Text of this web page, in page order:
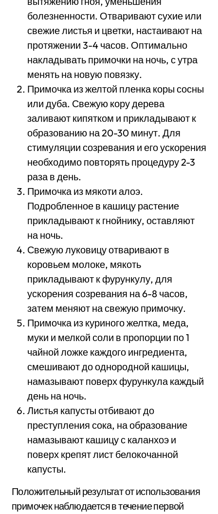
болезненности. Отваривают сухие или
свежие листья и цветки, настаивают на
протяжении 3-4 часов. Оптимально
накладывать примочки на ночь, с утра
менять на новую повязку.
Примочка из желтой пленка коры сосны
или дуба. Свежую кору дерева
заливают кипятком и прикладывают к
образованию на 20-30 минут. Для
стимуляции созревания и его ускорения
необходимо повторять процедуру 2-3
раза в день.
Примочка из мякоти алоэ.
Подробленное в кашицу растение
прикладывают к гнойнику, оставляют
на ночь.
Свежую луковицу отваривают в
коровьем молоке, мякоть
прикладывают к фурункулу, для
ускорения созревания на 6-8 часов,
затем меняют на свежую примочку.
Примочка из куриного желтка, меда,
муки и мелкой соли в пропорции по 1
чайной ложке каждого ингредиента,
смешивают до однородной кашицы,
намазывают поверх фурункула каждый
день на ночь.
Листья капусты отбивают до
преступления сока, на образование
намазывают кашицу с каланхоэ и
поверх крепят лист белокочанной
капусты.
Положительный результат от использования
примочек наблюдается в течение первой